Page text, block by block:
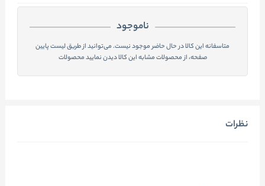
ناموجود
متاسفانه این کالا در حال حاضر موجود نیست. می‌توانید از طریق لیست پایین
صفحه، از محصولات مشابه این کالا دیدن نمایید محصولات
نظرات